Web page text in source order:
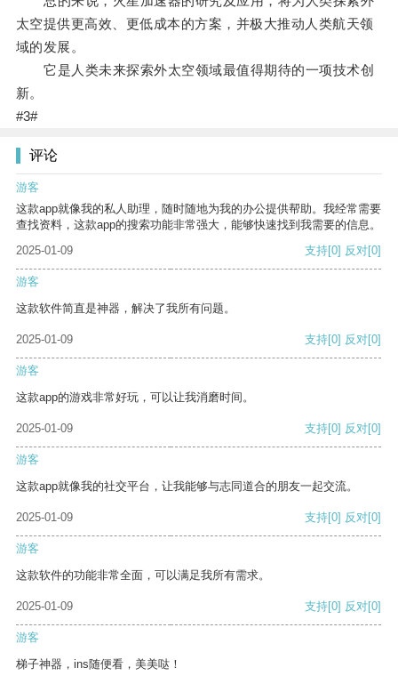
太空提供更高效、更低成本的方案，并极大推动人类航天领
域的发展。
它是人类未来探索外太空领域最值得期待的一项技术创
新。
#3#
评论
游客
这款app就像我的私人助理，随时随地为我的办公提供帮助。我经常需要
查找资料，这款app的搜索功能非常强大，能够快速找到我需要的信息。
2025-01-09
支持[0] 反对[0]
游客
这款软件简直是神器，解决了我所有问题。
2025-01-09 支持[0] 反对[0]
游客
这款app的游戏非常好玩，可以让我消磨时间。
2025-01-09 支持[0] 反对[0]
游客
这款app就像我的社交平台，让我能够与志同道合的朋友一起交流。
2025-01-09 支持[0] 反对[0]
游客
这款软件的功能非常全面，可以满足我所有需求。
2025-01-09 支持[0] 反对[0]
游客
梯子神器，ins随便看，美美哒！